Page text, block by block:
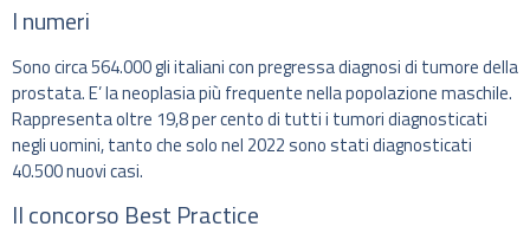
I numeri
Sono circa 564.000 gli italiani con pregressa diagnosi di tumore della
prostata. E’ la neoplasia più frequente nella popolazione maschile.
Rappresenta oltre 19,8 per cento di tutti i tumori diagnosticati
negli uomini, tanto che solo nel 2022 sono stati diagnosticati
40.500 nuovi casi.
Il concorso Best Practice